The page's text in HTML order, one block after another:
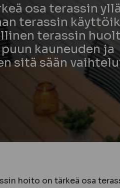
osa terassin
terassin
terassin
kauneuden ja
sitä sään
hoito on tärkeä osa